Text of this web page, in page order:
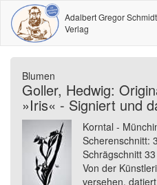
Adalbert Gregor Schmidt
Verlag
Blumen
Goller, Hedwig:
»Iris« - Signiert und
Korntal -
Scherenschnitt:
Schrägschnitt
Von der
versehen,